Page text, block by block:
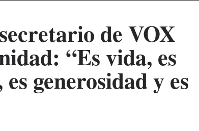
de VOX
“Es vida, es
generosidad y es